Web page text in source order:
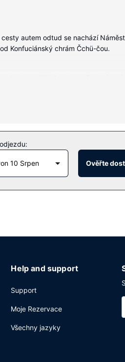
autem odtud se nachází
Konfuciánský chrám Čchü-čou.
jehož součástí jsou
také některá z 2 restaurací v
na bufetovou snídani, která se
10 Srpen Ověřte
Help and support
Support
Moje Rezervace
Všechny jazyky